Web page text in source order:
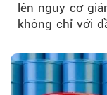
lên nguy cơ
không chỉ với